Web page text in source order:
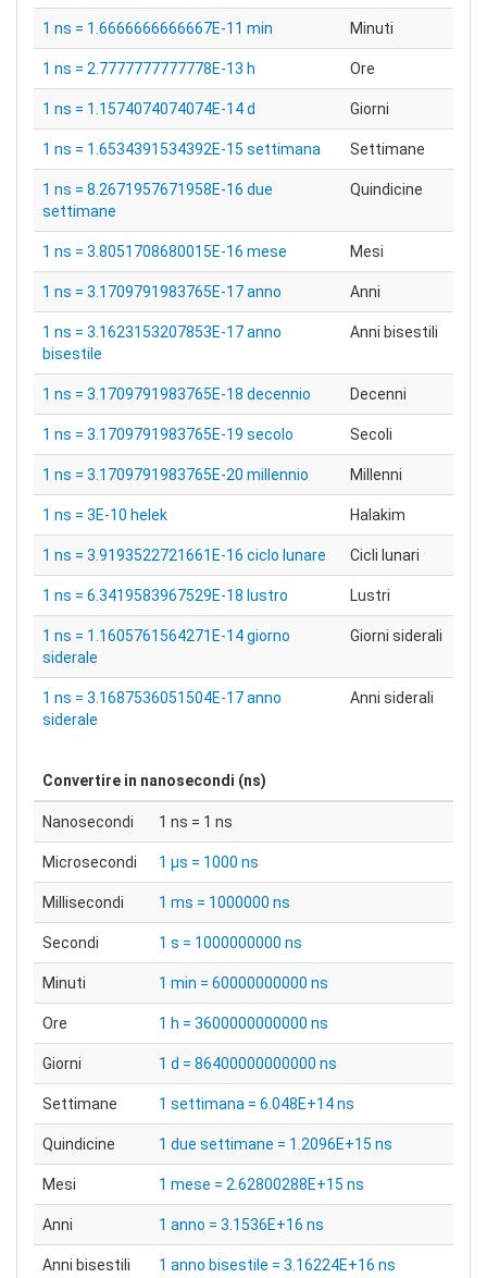
1 ns = 1.6666666666667E-11 min Minuti
1 ns = 2.7777777777778E-13 h Ore
1 ns = 1.1574074074074E-14 d Giorni
1 ns = 1.6534391534392E-15 settimana Settimane
1 ns = 8.2671957671958E-16 due
settimane
Quindicine
1 ns = 3.8051708680015E-16 mese Mesi
1 ns = 3.1709791983765E-17 anno Anni
1 ns = 3.1623153207853E-17 anno
bisestile
Anni bisestili
1 ns = 3.1709791983765E-18 decennio Decenni
1 ns = 3.1709791983765E-19 secolo Secoli
1 ns = 3.1709791983765E-20 millennio Millenni
1 ns = 3E-10 helek Halakim
1 ns = 3.9193522721661E-16 ciclo lunare Cicli lunari
1 ns = 6.3419583967529E-18 lustro Lustri
1 ns = 1.1605761564271E-14 giorno
siderale
Giorni siderali
1 ns = 3.1687536051504E-17 anno
siderale
Anni siderali
Convertire in nanosecondi (ns)
Nanosecondi 1 ns = 1 ns
Microsecondi 1 μs = 1000 ns
Millisecondi 1 ms = 1000000 ns
Secondi 1 s = 1000000000 ns
Minuti 1 min = 60000000000 ns
Ore 1 h = 3600000000000 ns
Giorni 1 d = 86400000000000 ns
Settimane 1 settimana = 6.048E+14 ns
Quindicine 1 due settimane = 1.2096E+15 ns
Mesi 1 mese = 2.62800288E+15 ns
Anni 1 anno = 3.1536E+16 ns
Anni bisestili 1 anno bisestile = 3.16224E+16 ns